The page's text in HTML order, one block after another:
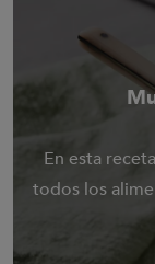
En esta
todos los